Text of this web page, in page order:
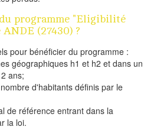
programme "Eligibilité
(27430) ?
pour bénéficier du programme :
géographiques h1 et h2 et dans un
ans;
d'habitants définis par le
de référence entrant dans la
la loi.